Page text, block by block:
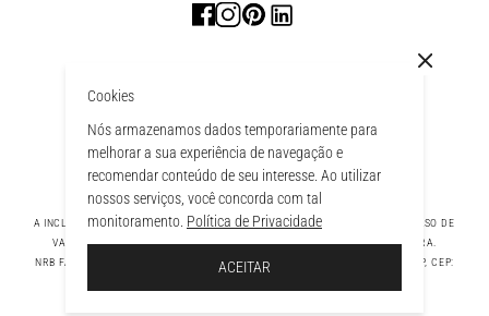
Cookies
Nós armazenamos dados temporariamente para
melhorar a sua experiência de navegação e
recomendar conteúdo de seu interesse. Ao utilizar
nossos serviços, você concorda com tal
monitoramento. Política de Privacidade
ACEITAR
SACOLA
A INCLUSÃO DE UM PRODUTO NA SACOLA NÃO GARANTE SEU PREÇO. EM CASO DE
VARIAÇÃO, PREVALECERÁ O PREÇO VIGENTE NA FINALIZAÇÃO DA COMPRA.
NRB FASHION COMPANY LTDA - AV. TAMBORE, 1043 - TAMBORÉ BARUERI - SP, CEP: